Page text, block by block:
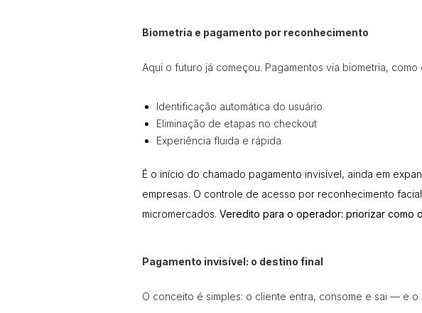
Biometria e pagamento por reconhecimento
Aqui o futuro já começou. Pagamentos via biometria,
Identificação automática do usuário
Eliminação de etapas no checkout
Experiência fluida e rápida
É o início do chamado pagamento invisível, ainda em
empresas. O controle de acesso por reconhecimento facial
micromercados. Veredito para o operador: priorizar como
Pagamento invisível: o destino final
O conceito é simples: o cliente entra, consome e sai — e